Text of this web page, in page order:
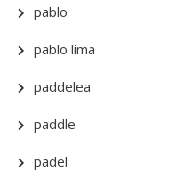
pablo
pablo lima
paddelea
paddle
padel